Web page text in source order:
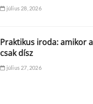
július 28, 2026
Praktikus iroda: amikor
csak dísz
július 27, 2026